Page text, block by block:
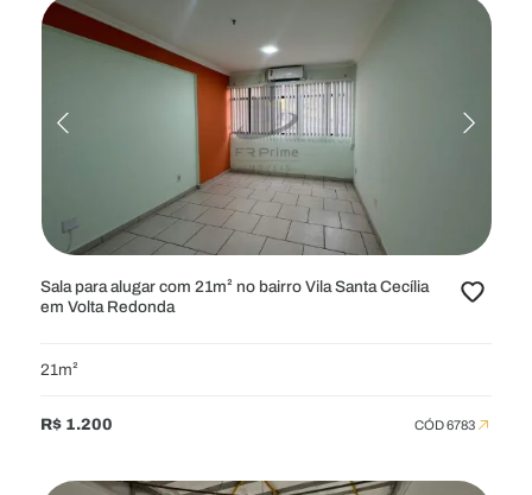
Sala para alugar com 21m² no bairro Vila Santa Cecília
em Volta Redonda
21m²
R$ 1.200 CÓD 6783